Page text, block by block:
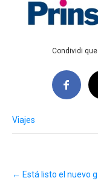
Condividi
Viajes
navigation
← Está listo el nuevo